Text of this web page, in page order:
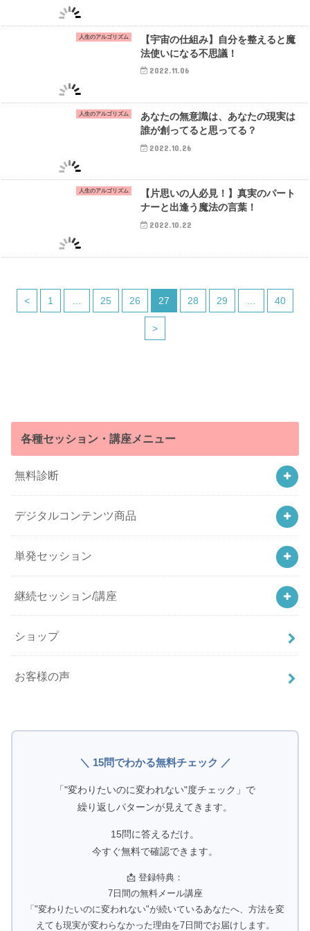
人生のアルゴリズム
【宇宙の仕組み】自分を整えると魔
法使いになる不思議！
2022.11.06
人生のアルゴリズム
あなたの無意識は、あなたの現実は
誰が創ってると思ってる？
2022.10.26
人生のアルゴリズム
【片思いの人必見！】真実のパート
ナーと出逢う魔法の言葉！
2022.10.22
< 1 25 26 27 28 29 40
>
各種セッション・講座メニュー
無料診断
デジタルコンテンツ商品
単発セッション
継続セッション/講座
ショップ
お客様の声
＼ 15問でわかる無料チェック ／
「"変わりたいのに変われない"度チェック」で
繰り返しパターンが見えてきます。
15問に答えるだけ。
今すぐ無料で確認できます。
📩 登録特典：
7日間の無料メール講座
「"変わりたいのに変われない"が続いているあなたへ、方法を変
えても現実が変わらなかった理由を7日間でお届けします。